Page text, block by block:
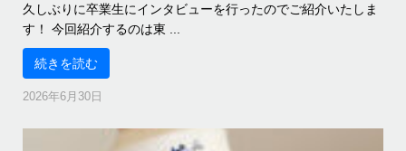
久しぶりに卒業生にインタビューを行ったのでご紹介いたしま
す！ 今回紹介するのは東 ...
続きを読む
2026年6月30日